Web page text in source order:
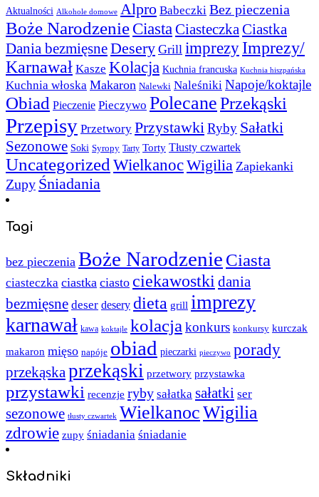
Aktualności Alkohole domowe Alpro Babeczki Bez pieczenia
Boże NarodzenieCiastaCiasteczkaCiastka
Dania bezmięsneDesery Grill imprezy Imprezy/
Karnawał Kasze Kolacja Kuchnia francuska Kuchnia hiszpańska
Kuchnia włoska Makaron Nalewki Naleśniki Napoje/koktajle
Obiad Pieczenie Pieczywo PolecanePrzekąski
Przepisy Przetwory PrzystawkiRyby Sałatki
Sezonowe Soki Syropy Tarty Torty Tłusty czwartek
Uncategorized WielkanocWigilia Zapiekanki
Zupy Śniadania
Tagi
bez pieczenia Boże Narodzenie Ciasta
ciasteczka ciastka ciasto ciekawostki dania
bezmięsne deser desery dieta grill imprezy
karnawał kawa koktajle kolacja konkurs konkursy kurczak
makaron mięso napóje obiad pieczarki pieczywo porady
przekąskaprzekąski przetwory przystawka
przystawki recenzje ryby sałatka sałatki ser
sezonowe tłusty czwartek WielkanocWigilia
zdrowie zupy śniadania śniadanie
Składniki